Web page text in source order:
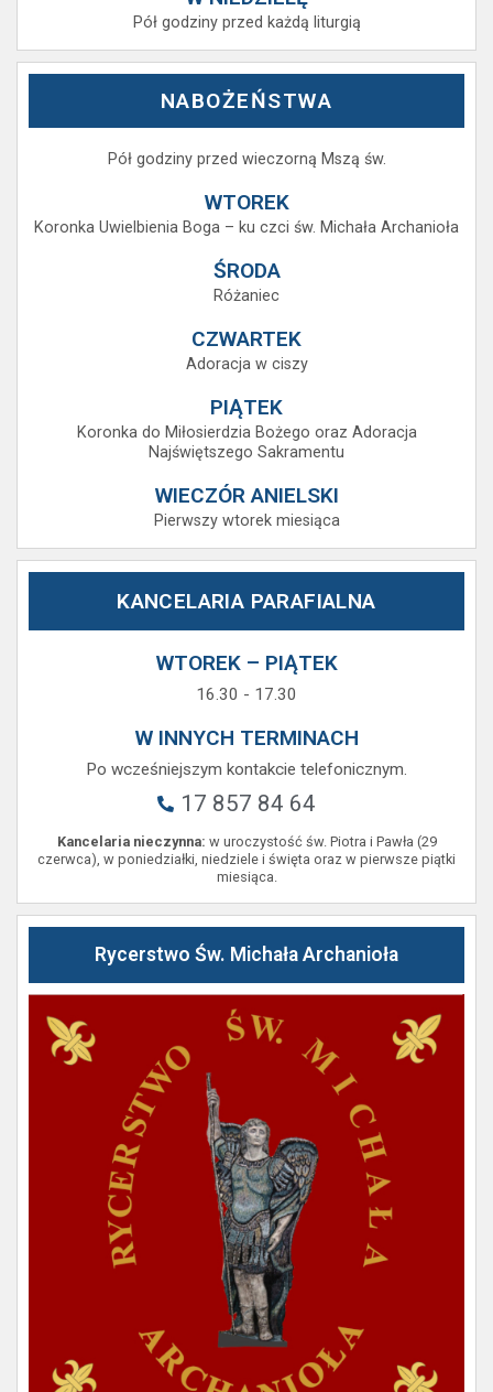
Pół godziny przed każdą liturgią
NABOŻEŃSTWA
Pół godziny przed wieczorną Mszą św.
WTOREK
Koronka Uwielbienia Boga – ku czci św. Michała Archanioła
ŚRODA
Różaniec
CZWARTEK
Adoracja w ciszy
PIĄTEK
Koronka do Miłosierdzia Bożego oraz Adoracja
Najświętszego Sakramentu
WIECZÓR ANIELSKI
Pierwszy wtorek miesiąca
KANCELARIA PARAFIALNA
WTOREK – PIĄTEK
16.30 - 17.30
W INNYCH TERMINACH
Po wcześniejszym kontakcie telefonicznym.
17 857 84 64
Kancelaria nieczynna: w uroczystość św. Piotra i Pawła (29
czerwca), w poniedziałki, niedziele i święta oraz w pierwsze piątki
miesiąca.
Rycerstwo Św. Michała Archanioła